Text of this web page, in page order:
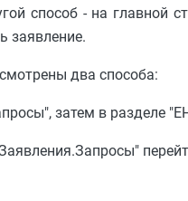
способ - на главной
заявление.
два способа:
затем в разделе